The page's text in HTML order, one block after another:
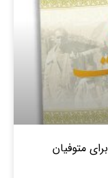
آیا مرحله اول سود سهام عدالت 1403 برای متوفیان